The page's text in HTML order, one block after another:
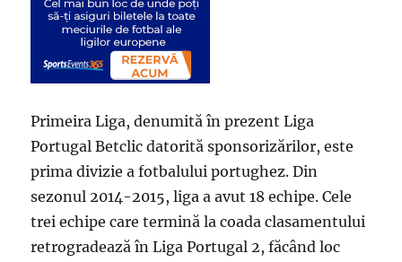
Primeira Liga, denumită în prezent Liga
Portugal Betclic datorită sponsorizărilor, este
prima divizie a fotbalului portughez. Din
sezonul 2014-2015, liga a avut 18 echipe. Cele
trei echipe care termină la coada clasamentului
retrogradează în Liga Portugal 2, făcând loc